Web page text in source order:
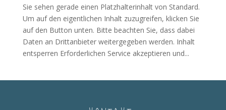
Sie sehen gerade einen Platzhalterinhalt von Standard.
Um auf den eigentlichen Inhalt zuzugreifen, klicken Sie
auf den Button unten. Bitte beachten Sie, dass dabei
Daten an Drittanbieter weitergegeben werden. Inhalt
entsperren Erforderlichen Service akzeptieren und...